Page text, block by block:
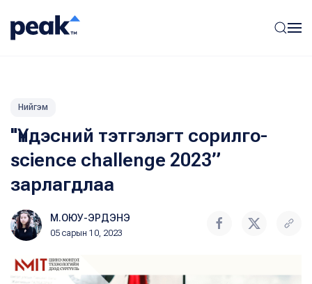
Нийгэм
"Үндэсний тэтгэлэгт сорилго-
science challenge 2023”
зарлагдлаа
М.ОЮУ-ЭРДЭНЭ
05 сарын 10, 2023